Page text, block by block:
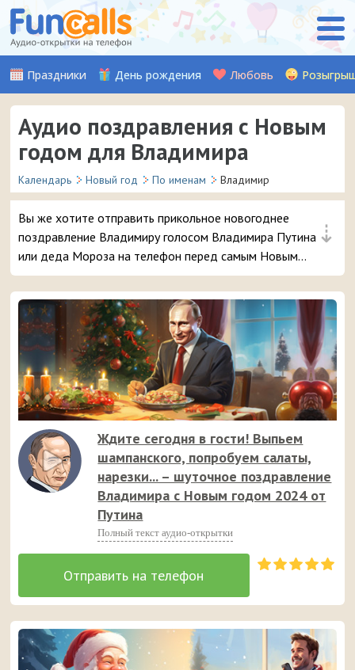
Праздники День рождения Любовь
Аудио поздравления с Новым
годом для Владимира
Календарь Новый год По именам Владимир
⇣
Вы же хотите отправить прикольное новогоднее
поздравление Владимиру голосом Владимира Путина
или деда Мороза на телефон перед самым Новым
годом? 😜 Обещаем, ему точно понравится – и
неожиданный звонок и такое доброе аудио
поздравление 🔥 👏
Ждите сегодня в гости! Выпьем
шампанского, попробуем салаты,
нарезки... – шуточное поздравление
Владимира с Новым годом 2024 от
Путина
Полный текст аудио-открытки